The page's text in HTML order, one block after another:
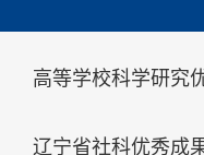
高等学校科学研究
果奖
辽宁省社科优秀成